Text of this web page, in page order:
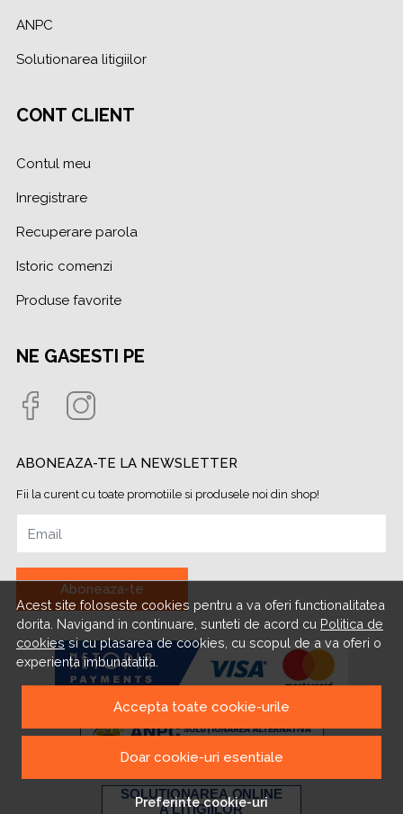
Acest site foloseste cookies pentru a va oferi functionalitatea
dorita. Navigand in continuare, sunteti de acord cu Politica de
cookiessi cu plasarea de cookies, cu scopul de a va oferi o
experienta imbunatatita.
Accepta toate cookie-urile
Doar cookie-uri esentiale
Preferinte cookie-uri
ANPC
Solutionarea litigiilor
CONT CLIENT
Contul meu
Inregistrare
Recuperare parola
Istoric comenzi
Produse favorite
NE GASESTI PE
ABONEAZA-TE LA NEWSLETTER
Fii la curent cu toate promotiile si produsele noi din shop!
Email
Aboneaza-te